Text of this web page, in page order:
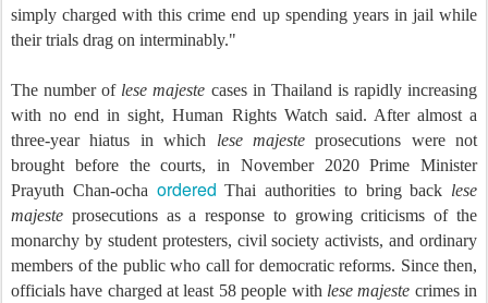
simply charged with this crime end up spending years in jail while
their trials drag on interminably."
The number of lese majeste cases in Thailand is rapidly increasing
with no end in sight, Human Rights Watch said. After almost a
three-year hiatus in which lese majesteprosecutions were not
brought before the courts, in November 2020 Prime Minister
Prayuth Chan-ocha ordered Thai authorities to bring back lese
majeste prosecutions as a response to growing criticisms of the
monarchy by student protesters, civil society activists, and ordinary
members of the public who call for democratic reforms. Since then,
officials have charged at least 58 people with lese majeste crimes in